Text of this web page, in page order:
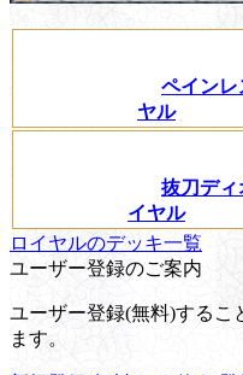
ペインレ
ヤル
抜刀ディ
イヤル
ロイヤルのデッキ一覧
ユーザー登録のご案内
ユーザー登録(無料)するこ
ます。